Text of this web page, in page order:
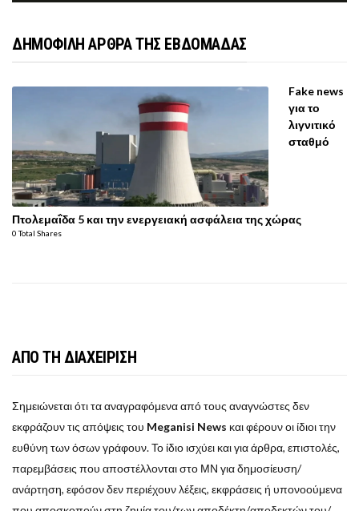
ΔΗΜΟΦΙΛΗ ΑΡΘΡΑ ΤΗΣ ΕΒΔΟΜΑΔΑΣ
Fake news
για το
λιγνιτικό
σταθμό
Πτολεμαΐδα 5 και την ενεργειακή ασφάλεια της χώρας
0 Total Shares
ΑΠΟ ΤΗ ΔΙΑΧΕΙΡΙΣΗ
Σημειώνεται ότι τα αναγραφόμενα από τους αναγνώστες δεν
εκφράζουν τις απόψεις του Meganisi News και φέρουν οι ίδιοι την
ευθύνη των όσων γράφουν. Το ίδιο ισχύει και για άρθρα, επιστολές,
παρεμβάσεις που αποστέλλονται στο ΜΝ για δημοσίευση/
ανάρτηση, εφόσον δεν περιέχουν λέξεις, εκφράσεις ή υπονοούμενα